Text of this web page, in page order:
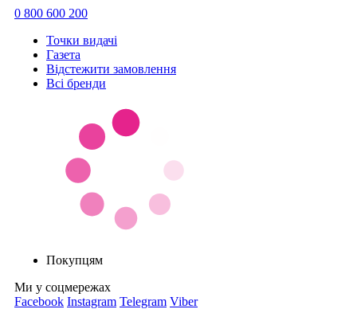
0 800 600 200
Точки видачi
Газета
Відстежити замовлення
Всі бренди
Покупцям
Ми у соцмережах
Facebook Instagram Telegram Viber